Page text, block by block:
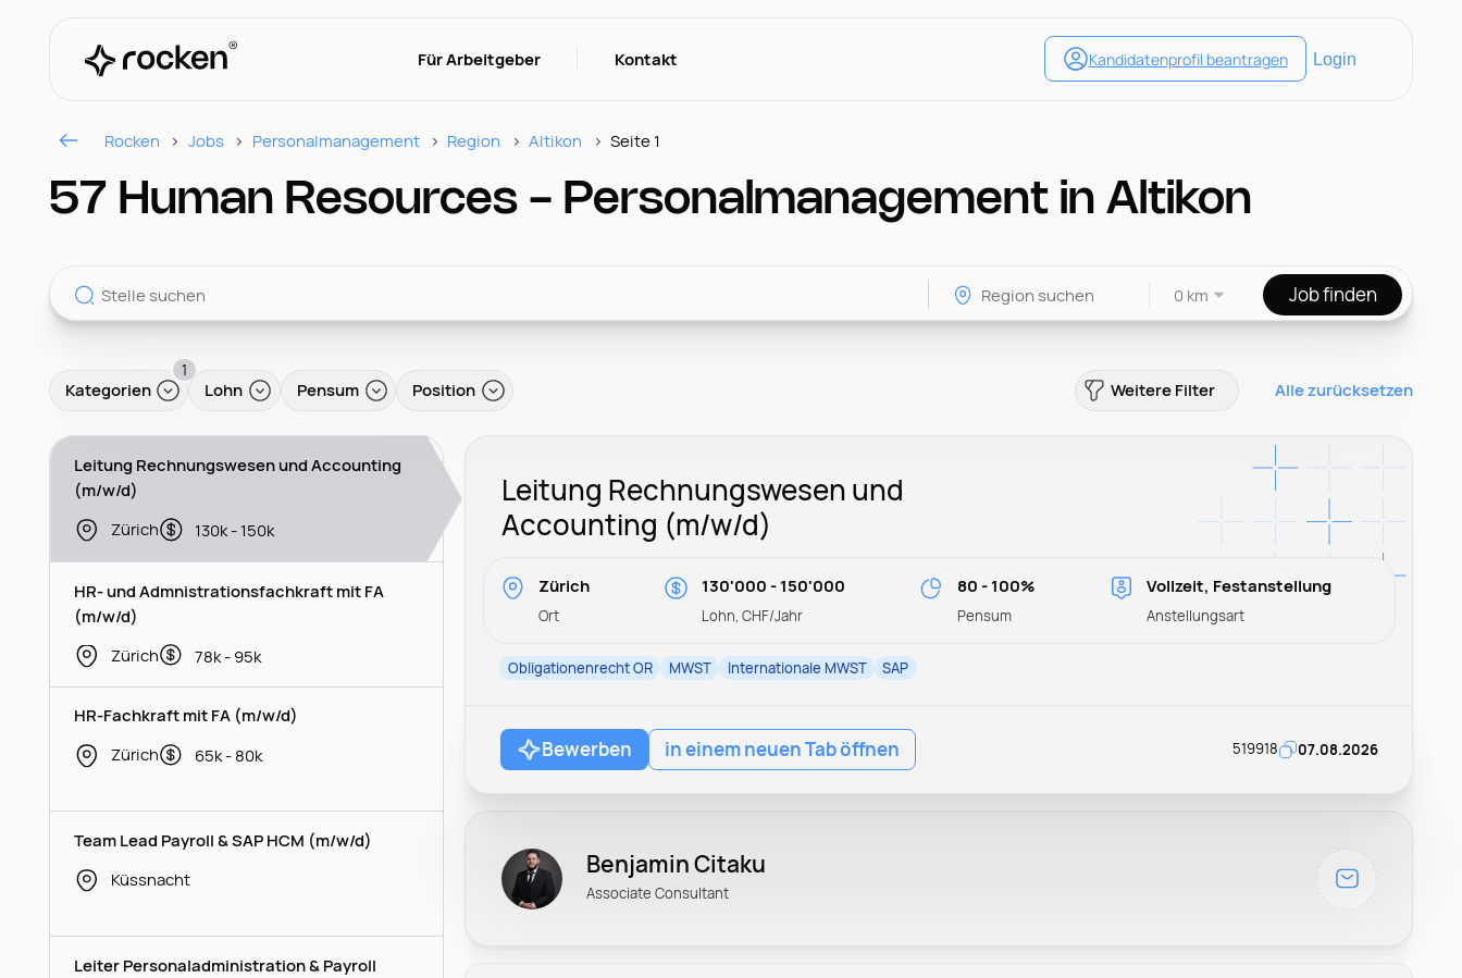
Für Arbeitgeber Kontakt
Rocken Jobs Personalmanagement Region Altikon Seite 1
57 Human Resources - Personalmanagement in Altikon
0 km Job finden
Kategorien
1
Lohn Pensum Position Weitere Filter Alle zurücksetzen
Leitung Rechnungswesen und Accounting
(m/w/d)
Zürich
130k - 150k
HR- und Admnistrationsfachkraft mit FA
(m/w/d)
Zürich
78k - 95k
HR-Fachkraft mit FA (m/w/d)
Zürich
65k - 80k
Team Lead Payroll & SAP HCM (m/w/d)
Küssnacht
Leiter Personaladministration & Payroll
Leitung Rechnungswesen und
Accounting (m/w/d)
Zürich
Ort
130'000 - 150'000
Lohn, CHF/Jahr
80 - 100%
Pensum
Vollzeit, Festanstellung
Anstellungsart
Obligationenrecht OR MWST Internationale MWST SAP
Bewerben in einem neuen Tab öffnen 519918 07.08.2026
Benjamin Citaku
Associate Consultant